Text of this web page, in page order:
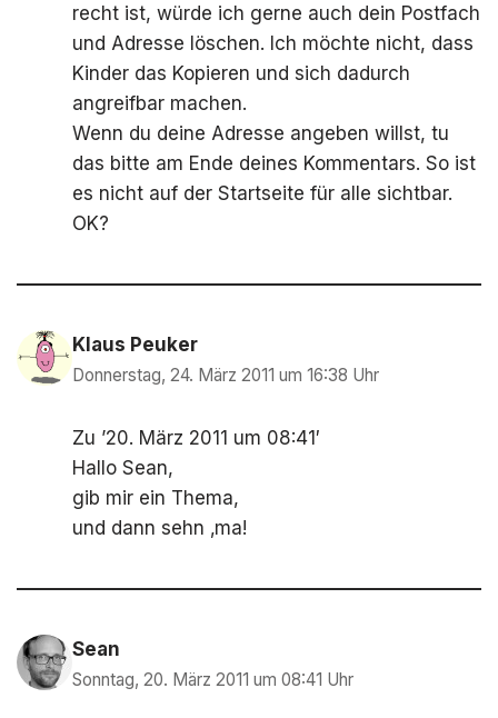
recht ist, würde ich gerne auch dein Postfach
und Adresse löschen. Ich möchte nicht, dass
Kinder das Kopieren und sich dadurch
angreifbar machen.
Wenn du deine Adresse angeben willst, tu
das bitte am Ende deines Kommentars. So ist
es nicht auf der Startseite für alle sichtbar.
OK?
Klaus Peuker
Donnerstag, 24. März 2011 um 16:38 Uhr
Zu ’20. März 2011 um 08:41′
Hallo Sean,
gib mir ein Thema,
und dann sehn ‚ma!
Sean
Sonntag, 20. März 2011 um 08:41 Uhr